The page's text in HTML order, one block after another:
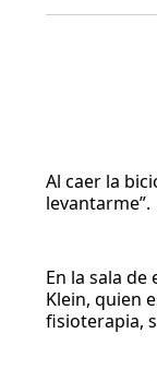
Al caer la
levantarme”.
En la sala
Klein, quien
fisioterapia,